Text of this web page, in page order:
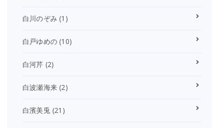
白川のぞみ (1)
白戸ゆめの (10)
白河芹 (2)
白波瀬海来 (2)
白濱美兎(21)